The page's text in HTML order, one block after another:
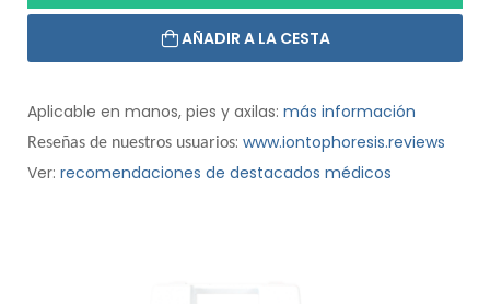
AÑADIR A LA CESTA
Aplicable en manos, pies y axilas: más información
Reseñas de nuestros usuarios: www.iontophoresis.reviews
Ver: recomendaciones de destacados médicos